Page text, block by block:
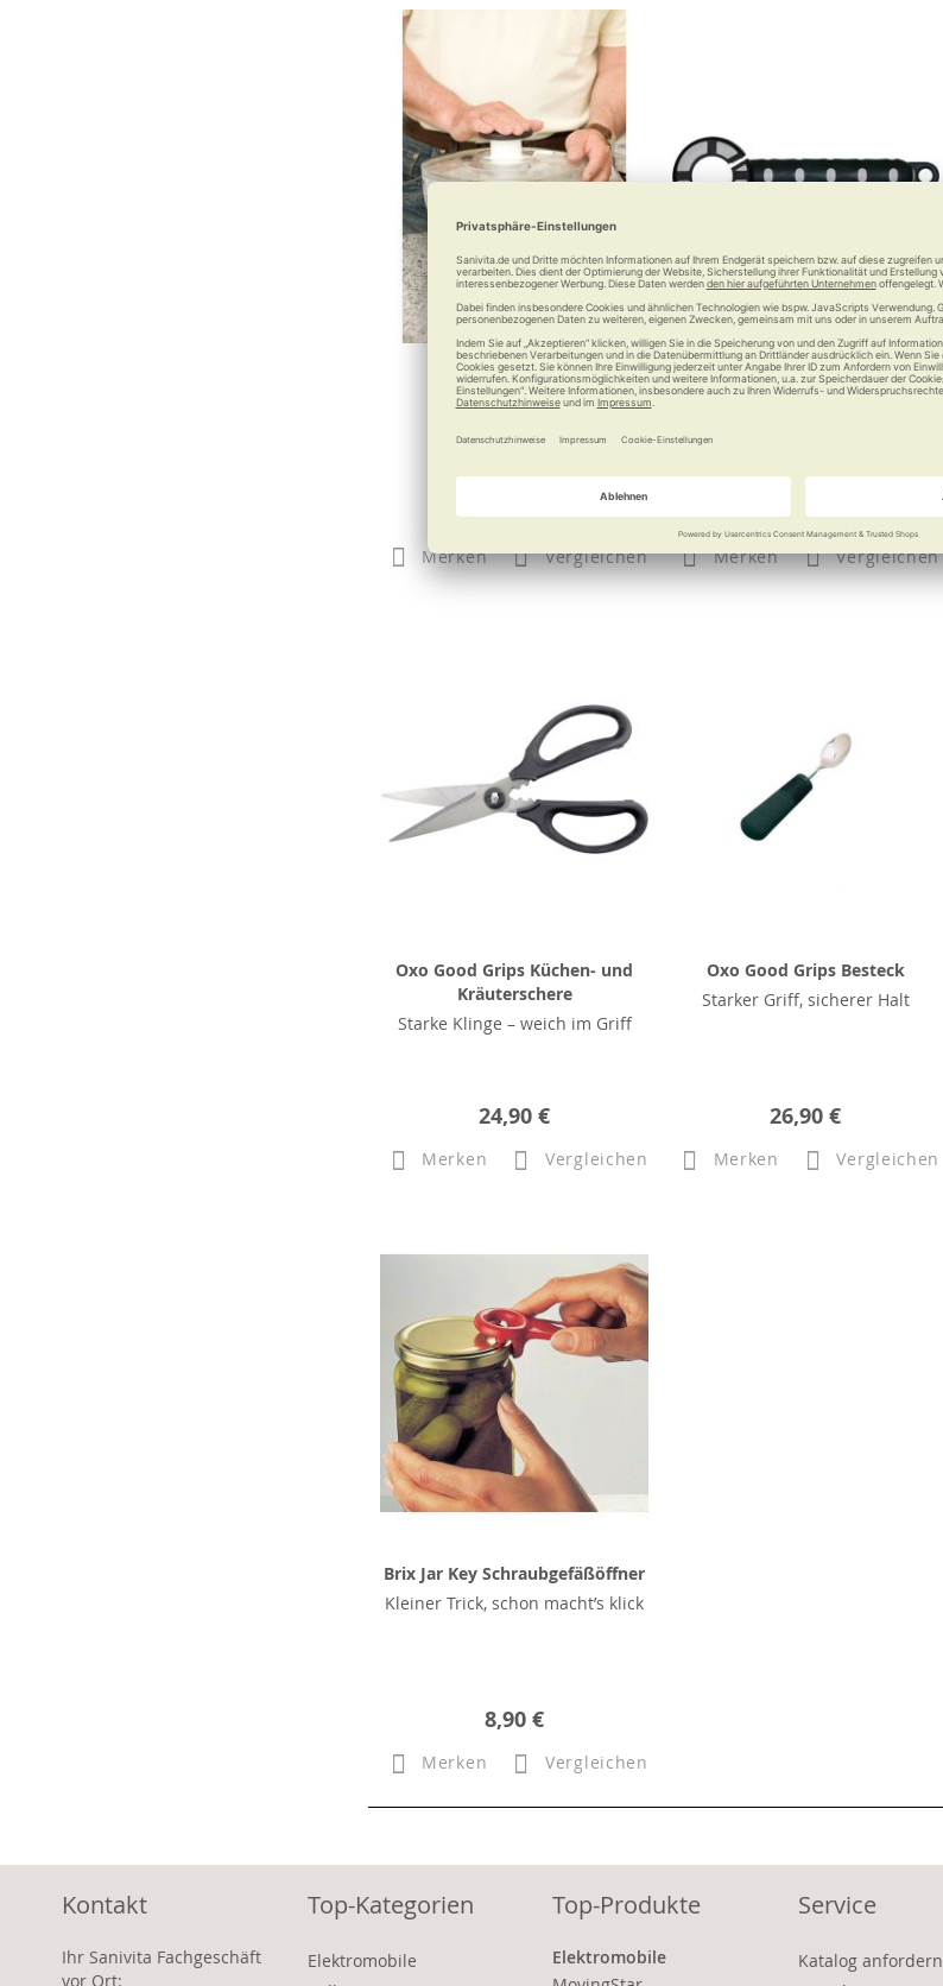
Oxo Salatschleuder
Drücken statt kurbeln
49,95 €
Merken Vergleichen
Flaschenöffner Cap Twister
Drehen Sie auf!
12,90 €
Merken Vergleichen
Oxo Good Grips Küchen- und
Kräuterschere
Starke Klinge – weich im Griff
24,90 €
Merken Vergleichen
Oxo Good Grips Besteck
Starker Griff, sicherer Halt
26,90 €
Merken Vergleichen
Brix Jar Key Schraubgefäßöffner
Kleiner Trick, schon macht’s klick
8,90 €
Merken Vergleichen
Kontakt
Ihr Sanivita Fachgeschäft
vor Ort:
Top-Kategorien
Elektromobile
Top-Produkte
Elektromobile
Service
Katalog anfordern